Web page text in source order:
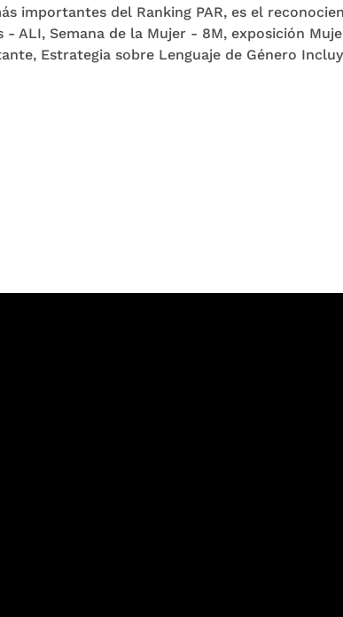
importantes del Ranking PAR, es el
ALI, Semana de la Mujer - 8M, exposición
Estrategia sobre Lenguaje de Género